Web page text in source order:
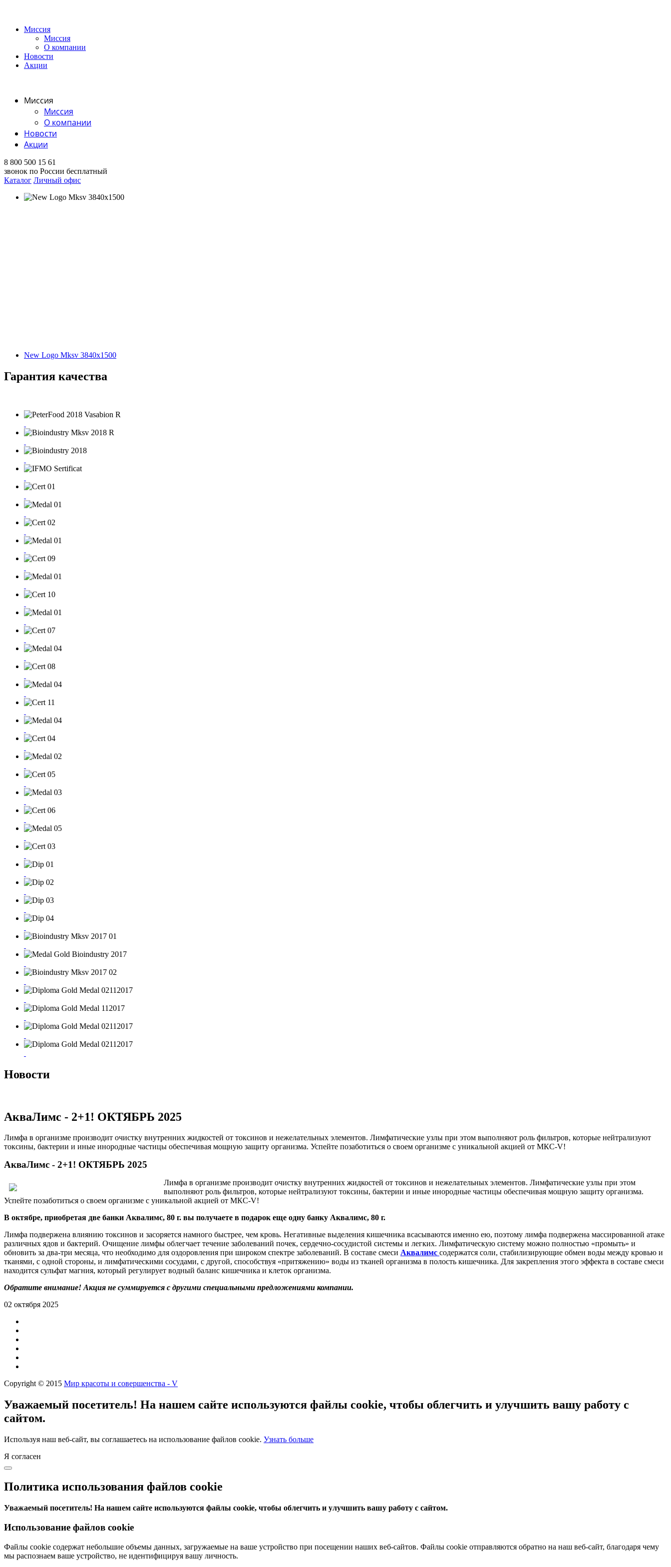
Миссия
Миссия
О компании
Новости
Акции
Миссия
Миссия
О компании
Новости
Акции
8 800 500 15 61
звонок по России бесплатный
Каталог Личный офис
New Logo Mksv 3840x1500
Гарантия качества
Новости
АкваЛимс - 2+1! ОКТЯБРЬ 2025
Лимфа в организме производит очистку внутренних жидкостей от токсинов и нежелательных элементов. Лимфатические узлы при этом выполняют роль фильтров, которые нейтрализуют
токсины, бактерии и иные инородные частицы обеспечивая мощную защиту организма. Успейте позаботиться о своем организме с уникальной акцией от МКС-V!
АкваЛимс - 2+1! ОКТЯБРЬ 2025
Лимфа в организме производит очистку внутренних жидкостей от токсинов и нежелательных элементов. Лимфатические узлы при этом
выполняют роль фильтров, которые нейтрализуют токсины, бактерии и иные инородные частицы обеспечивая мощную защиту организма.
Успейте позаботиться о своем организме с уникальной акцией от МКС-V!
В октябре, приобретая две банки Аквалимс, 80 г. вы получаете в подарок еще одну банку Аквалимс, 80 г.
Лимфа подвержена влиянию токсинов и засоряется намного быстрее, чем кровь. Негативные выделения кишечника всасываются именно ею, поэтому лимфа подвержена массированной атаке
различных ядов и бактерий. Очищение лимфы облегчает течение заболеваний почек, сердечно-сосудистой системы и легких. Лимфатическую систему можно полностью «промыть» и
обновить за два-три месяца, что необходимо для оздоровления при широком спектре заболеваний. В составе смеси Аквалимс содержатся соли, стабилизирующие обмен воды между кровью и
тканями, с одной стороны, и лимфатическими сосудами, с другой, способствуя «притяжению» воды из тканей организма в полость кишечника. Для закрепления этого эффекта в составе смеси
находится сульфат магния, который регулирует водный баланс кишечника и клеток организма.
Обратите внимание! Акция не суммируется с другими специальными предложениями компании.
02 октября 2025
Copyright © 2015 Мир красоты и совершенства - V
Уважаемый посетитель! На нашем сайте используются файлы cookie, чтобы облегчить и улучшить вашу работу с
сайтом.
Используя наш веб-сайт, вы соглашаетесь на использование файлов cookie. Узнать больше
Я согласен
Политика использования файлов cookie
Уважаемый посетитель! На нашем сайте используются файлы cookie, чтобы облегчить и улучшить вашу работу с сайтом.
Использование файлов cookie
Файлы cookie содержат небольшие объемы данных, загружаемые на ваше устройство при посещении наших веб-сайтов. Файлы cookie отправляются обратно на наш веб-сайт, благодаря чему
мы распознаем ваше устройство, не идентифицируя вашу личность.